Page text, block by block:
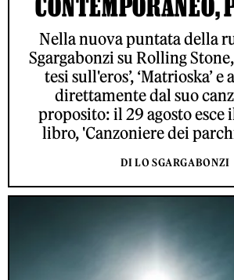
CONTEMPORANEO,
Nella nuova puntata della
Sgargabonzi su Rolling Stone,
tesi sull'eros’, ‘Matrioska’ e
direttamente dal suo
proposito: il 29 agosto esce
libro, 'Canzoniere dei
DI LO SGARGABONZI